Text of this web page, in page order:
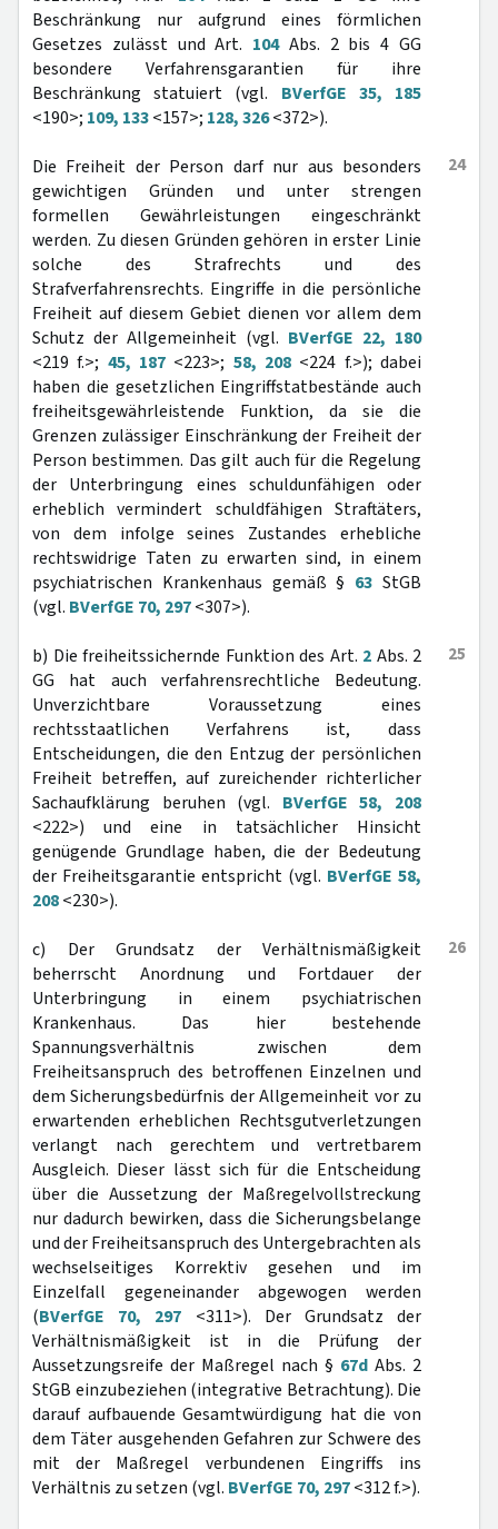
Beschränkung nur aufgrund eines förmlichen
Gesetzes zulässt und Art. 104Abs. 2 bis 4 GG
besondere Verfahrensgarantien für ihre
Beschränkung statuiert (vgl. BVerfGE 35, 185
<190>; 109, 133<157>; 128, 326<372>).
24
Die Freiheit der Person darf nur aus besonders
gewichtigen Gründen und unter strengen
formellen Gewährleistungen eingeschränkt
werden. Zu diesen Gründen gehören in erster Linie
solche des Strafrechts und des
Strafverfahrensrechts. Eingriffe in die persönliche
Freiheit auf diesem Gebiet dienen vor allem dem
Schutz der Allgemeinheit (vgl. BVerfGE 22, 180
<219 f.>; 45, 187 <223>; 58, 208 <224 f.>); dabei
haben die gesetzlichen Eingriffstatbestände auch
freiheitsgewährleistende Funktion, da sie die
Grenzen zulässiger Einschränkung der Freiheit der
Person bestimmen. Das gilt auch für die Regelung
der Unterbringung eines schuldunfähigen oder
erheblich vermindert schuldfähigen Straftäters,
von dem infolge seines Zustandes erhebliche
rechtswidrige Taten zu erwarten sind, in einem
psychiatrischen Krankenhaus gemäß § 63 StGB
(vgl. BVerfGE 70, 297<307>).
25
b) Die freiheitssichernde Funktion des Art. 2 Abs. 2
GG hat auch verfahrensrechtliche Bedeutung.
Unverzichtbare Voraussetzung eines
rechtsstaatlichen Verfahrens ist, dass
Entscheidungen, die den Entzug der persönlichen
Freiheit betreffen, auf zureichender richterlicher
Sachaufklärung beruhen (vgl. BVerfGE 58, 208
<222>) und eine in tatsächlicher Hinsicht
genügende Grundlage haben, die der Bedeutung
der Freiheitsgarantie entspricht (vgl. BVerfGE 58,
208<230>).
26
c) Der Grundsatz der Verhältnismäßigkeit
beherrscht Anordnung und Fortdauer der
Unterbringung in einem psychiatrischen
Krankenhaus. Das hier bestehende
Spannungsverhältnis zwischen dem
Freiheitsanspruch des betroffenen Einzelnen und
dem Sicherungsbedürfnis der Allgemeinheit vor zu
erwartenden erheblichen Rechtsgutverletzungen
verlangt nach gerechtem und vertretbarem
Ausgleich. Dieser lässt sich für die Entscheidung
über die Aussetzung der Maßregelvollstreckung
nur dadurch bewirken, dass die Sicherungsbelange
und der Freiheitsanspruch des Untergebrachten als
wechselseitiges Korrektiv gesehen und im
Einzelfall gegeneinander abgewogen werden
(BVerfGE 70, 297 <311>). Der Grundsatz der
Verhältnismäßigkeit ist in die Prüfung der
Aussetzungsreife der Maßregel nach § 67d Abs. 2
StGB einzubeziehen (integrative Betrachtung). Die
darauf aufbauende Gesamtwürdigung hat die von
dem Täter ausgehenden Gefahren zur Schwere des
mit der Maßregel verbundenen Eingriffs ins
Verhältnis zu setzen (vgl. BVerfGE 70, 297<312 f.>).